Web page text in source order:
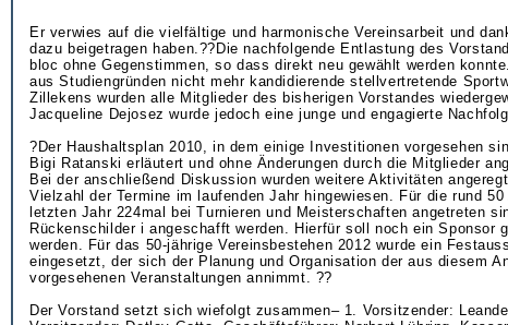
Er verwies auf die vielfältige und harmonische Vereinsarbeit und
dazu beigetragen haben.??Die nachfolgende Entlastung des
bloc ohne Gegenstimmen, so dass direkt neu gewählt werden
aus Studiengründen nicht mehr kandidierende stellvertretende
Zillekens wurden alle Mitglieder des bisherigen Vorstandes
Jacqueline Dejosez wurde jedoch eine junge und engagierte
?Der Haushaltsplan 2010, in dem einige Investitionen vorgesehen
Bigi Ratanski erläutert und ohne Änderungen durch die Mitglieder
Bei der anschließend Diskussion wurden weitere Aktivitäten
Vielzahl der Termine im laufenden Jahr hingewiesen. Für die rund
letzten Jahr 224mal bei Turnieren und Meisterschaften angetreten
Rückenschilder i angeschafft werden. Hierfür soll noch ein Sponsor
werden. Für das 50-jährige Vereinsbestehen 2012 wurde ein
eingesetzt, der sich der Planung und Organisation der aus diesem
vorgesehenen Veranstaltungen annimmt. ??
Der Vorstand setzt sich wiefolgt zusammen– 1. Vorsitzender: